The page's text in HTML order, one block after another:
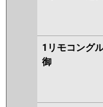
1リモコング
御